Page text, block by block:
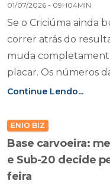
01/07/2026 - 09H04MIN
Se o Criciúma ainda
correr atrás do
muda
placar. Os números
Continue Lendo...
ENIO BIZ
Base carvoeira:
e Sub-20 decide
feira